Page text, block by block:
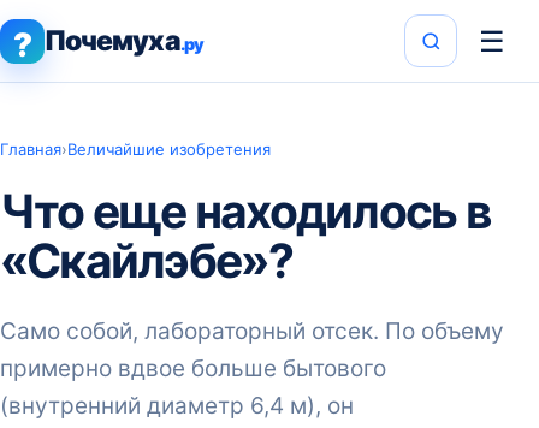
? Почемуха.ру ☰
Главная›Величайшие изобретения
Что еще находилось в
«Скайлэбе»?
Само собой, лабораторный отсек. По объему
примерно вдвое больше бытового
(внутренний диаметр 6,4 м), он